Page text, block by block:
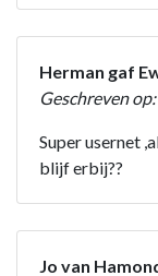
Herman gaf
Geschreven
Super usernet
blijf erbij??
Jo van